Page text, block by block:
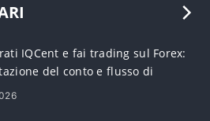
IQCent e fai trading sul Forex:
del conto e flusso di
trading